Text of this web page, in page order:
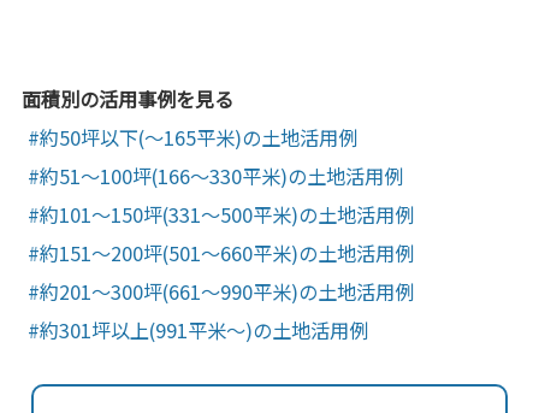
面積別の活用事例を見る
約50坪以下(～165平米)の土地活用例
約51～100坪(166～330平米)の土地活用例
約101～150坪(331～500平米)の土地活用例
約151～200坪(501～660平米)の土地活用例
約201～300坪(661～990平米)の土地活用例
約301坪以上(991平米～)の土地活用例